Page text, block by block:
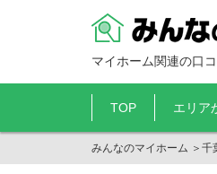
マイホーム関連の口コ
TOP エリア
みんなのマイホーム ＞ 千